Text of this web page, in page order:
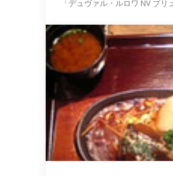
「デュヴァル・ルロワ NV ブリ